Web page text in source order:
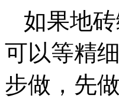
如果地
可以等精
步做，先